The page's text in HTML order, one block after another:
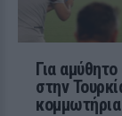
Για
στην
κομμωτήρια